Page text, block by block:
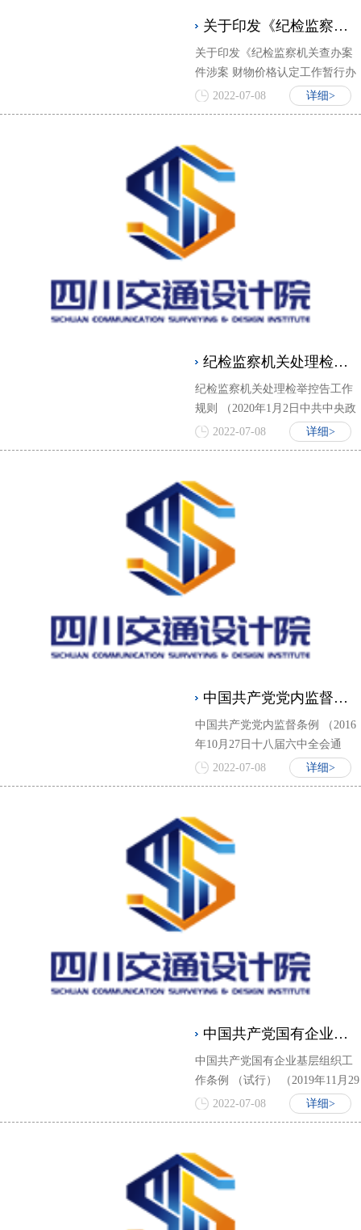
关于印发《纪检监察机关查办案件涉案 财物价格认定工作暂行办法》的通知
关于印发《纪检监察机关查办案
件涉案 财物价格认定工作暂行办
法》的通知 （中纪发〔2010〕35
号）
2022-07-08 详细>
纪检监察机关处理检举控告工作规则
纪检监察机关处理检举控告工作
规则 （2020年1月2日中共中央政
治局常委会会议审议批准2020年1
月21日中共中央办公厅发布）
2022-07-08 详细>
中国共产党党内监督条例
中国共产党党内监督条例 （2016
年10月27日十八届六中全会通
过）2022-07-08 详细>
中国共产党国有企业基层组织工作条例 （试行）
中国共产党国有企业基层组织工
作条例 （试行） （2019年11月29
日中共中央政治局会议审议批准
2022-07-08 详细>